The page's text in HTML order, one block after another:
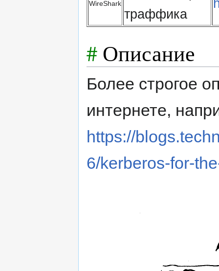
WireShark
траффика
# Описание
Более строгое
интернете,
https://
6/kerberos-for-